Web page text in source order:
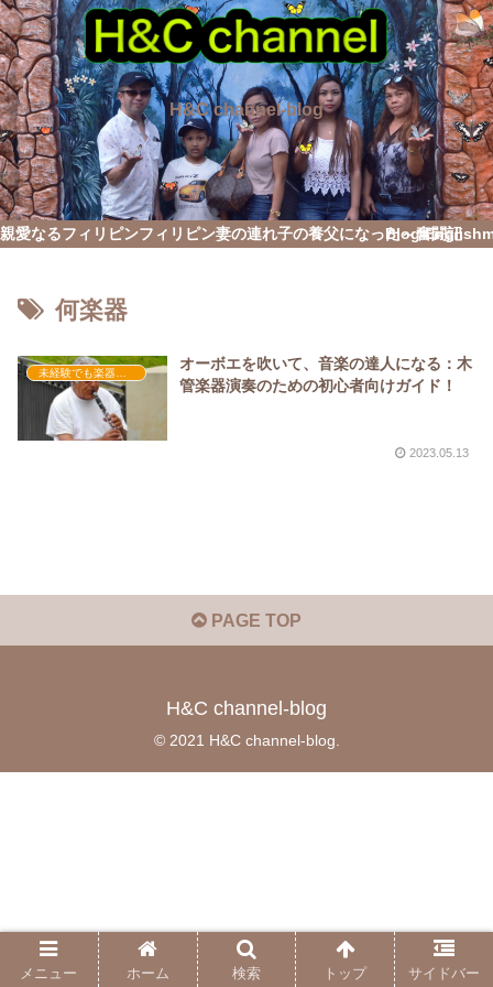
H&C channel-blog
親愛なるフィリピンフィリピン妻の連れ子の養父になった～奮闘記
Blog
何楽器
オーボエを吹いて、音楽の達人になる：木
管楽器演奏のための初心者向けガイド！
2023.05.13
PAGE TOP
H&C channel-blog
© 2021 H&C channel-blog.
メニュー ホーム 検索 トップ サイドバー